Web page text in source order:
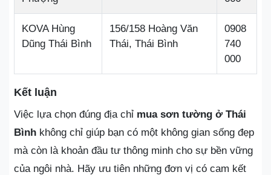
KOVA Hùng
Dũng Thái Bình
156/158 Hoàng Văn
Thái, Thái Bình
0908
740
000
Kết luận
Việc lựa chọn đúng địa chỉ mua sơn tường ở Thái
Bình không chỉ giúp bạn có một không gian sống đẹp
mà còn là khoản đầu tư thông minh cho sự bền vững
của ngôi nhà. Hãy ưu tiên những đơn vị có cam kết